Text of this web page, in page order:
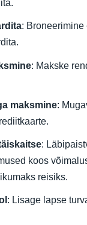
:
: Makske
maksmine:
:
koos
reisiks.
: Lisage lapse